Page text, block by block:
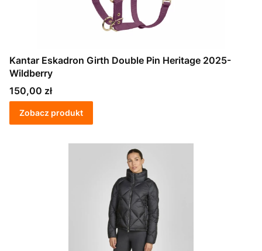
Kantar Eskadron Girth Double Pin Heritage 2025-
Wildberry
Cena
150,00 zł
Zobacz produkt